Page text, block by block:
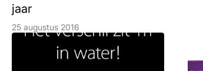
jaar
25 augustus 2016